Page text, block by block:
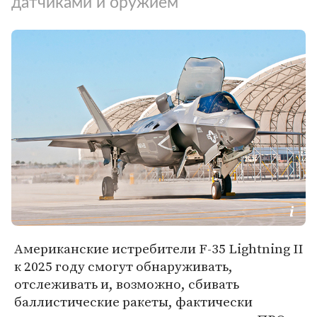
Американские истребители F-35 Lightning II
к 2025 году смогут обнаруживать,
отслеживать и, возможно, сбивать
баллистические ракеты, фактически